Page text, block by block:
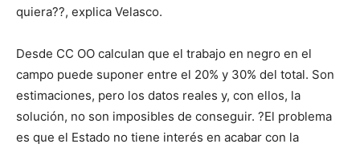
quiera??, explica Velasco.
Desde CC OO calculan que el trabajo en negro en el
campo puede suponer entre el 20% y 30% del total. Son
estimaciones, pero los datos reales y, con ellos, la
solución, no son imposibles de conseguir. ?El problema
es que el Estado no tiene interés en acabar con la